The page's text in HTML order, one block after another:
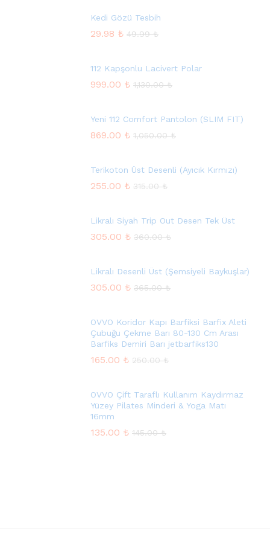
Kedi Gözü Tesbih
29.98 ₺ 49.99₺
112 Kapşonlu Lacivert Polar
999.00 ₺ 1,130.00₺
Yeni 112 Comfort Pantolon (SLIM FIT)
869.00 ₺ 1,050.00₺
Terikoton Üst Desenli (Ayıcık Kırmızı)
255.00 ₺ 315.00₺
Likralı Siyah Trip Out Desen Tek Üst
305.00 ₺ 360.00₺
Likralı Desenli Üst (Şemsiyeli Baykuşlar)
305.00 ₺ 365.00₺
OVVO Koridor Kapı Barfiksi Barfix Aleti
Çubuğu Çekme Barı 80-130 Cm Arası
Barfiks Demiri Barı jetbarfiks130
165.00 ₺ 250.00₺
OVVO Çift Taraflı Kullanım Kaydırmaz
Yüzey Pilates Minderi & Yoga Matı
16mm
135.00 ₺ 145.00₺